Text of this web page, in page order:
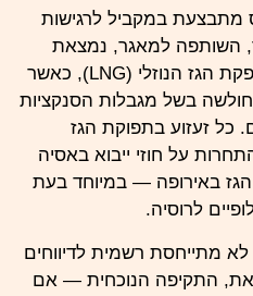
מתבצעת במקביל לרגישות
השותפה למאגר, נמצאת
בתקופה של הרחבת יכולות הפקת הגז הנוזלי (LNG), כאשר
בשל מגבלות הסנקציות
כל זעזוע בתפוקת הגז
על חוזי ייבוא באסיה
הגז באירופה — במיוחד בעת
לרוסיה.
מתייחסת רשמית לדיווחים
התקיפה הנוכחית — אם